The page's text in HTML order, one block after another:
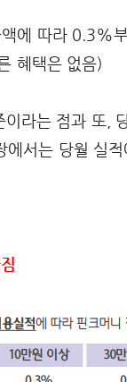
에 따라 0.3%
혜택은 없음)
이라는 점과 또,
서는 당월 실